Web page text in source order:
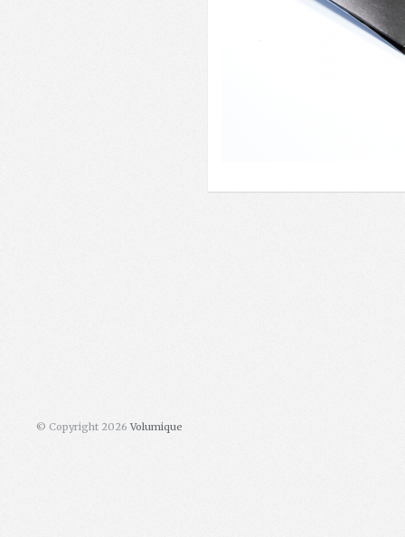
© Copyright 2026 Volumique